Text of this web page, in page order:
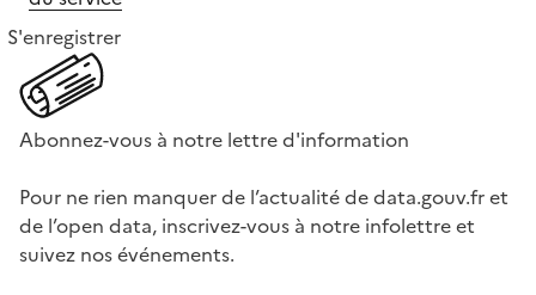
S'enregistrer
Abonnez-vous à notre lettre d'information
Pour ne rien manquer de l’actualité de data.gouv.fr et
de l’open data, inscrivez-vous à notre infolettre et
suivez nos événements.